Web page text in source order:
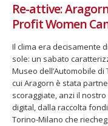
Re-attive:
Profit Women
Il clima era decisamente
sole: un sabato
Museo dell’Automobile
cui Aragorn è stata
scoraggiate, anzi il
digital, dalla raccolta
Torino-Milano che